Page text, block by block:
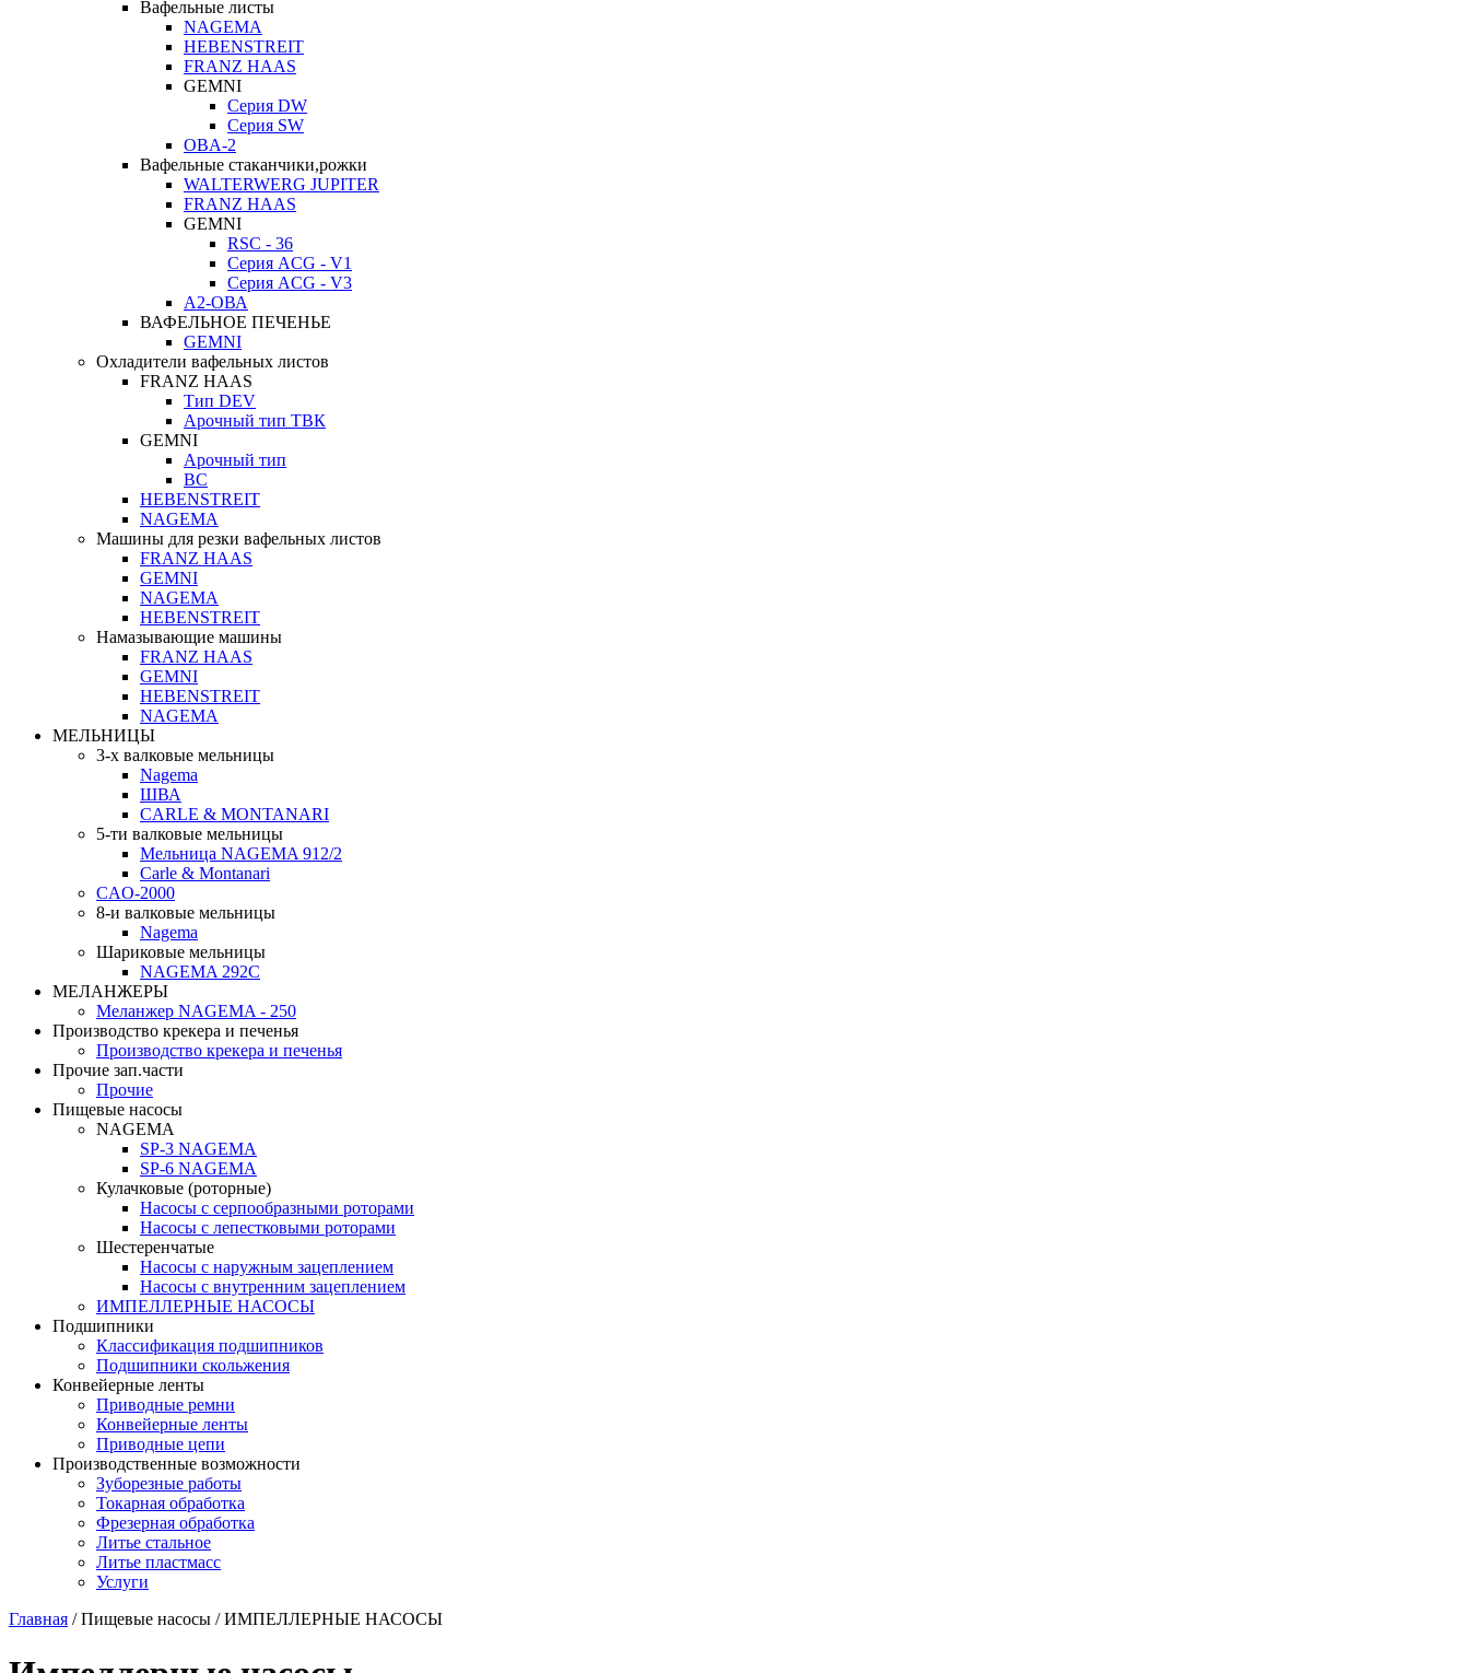
Вафельные листы
NAGEMA
HEBENSTREIT
FRANZ HAAS
GEMNI
Серия DW
Серия SW
OBA-2
Вафельные стаканчики,рожки
WALTERWERG JUPITER
FRANZ HAAS
GEMNI
RSC - 36
Серия ACG - V1
Серия ACG - V3
А2-ОВА
ВАФЕЛЬНОЕ ПЕЧЕНЬЕ
GEMNI
Охладители вафельных листов
FRANZ HAAS
Тип DEV
Арочный тип ТВК
GEMNI
Арочный тип
ВС
HEBENSTREIT
NAGEMA
Машины для резки вафельных листов
FRANZ HAAS
GEMNI
NAGEMA
HEBENSTREIT
Намазывающие машины
FRANZ HAAS
GEMNI
HEBENSTREIT
NAGEMA
МЕЛЬНИЦЫ
3-х валковые мельницы
Nagema
ШВА
CARLE & MONTANARI
5-ти валковые мельницы
Мельница NAGEMA 912/2
Carle & Montanari
CAO-2000
8-и валковые мельницы
Nagema
Шариковые мельницы
NAGEMA 292C
МЕЛАНЖЕРЫ
Меланжер NAGEMA - 250
Производство крекера и печенья
Производство крекера и печенья
Прочие зап.части
Прочие
Пищевые насосы
NAGEMA
SP-3 NAGEMA
SP-6 NAGEMA
Кулачковые (роторные)
Насосы с серпообразными роторами
Насосы с лепестковыми роторами
Шестеренчатые
Насосы с наружным зацеплением
Насосы с внутренним зацеплением
ИМПЕЛЛЕРНЫЕ НАСОСЫ
Подшипники
Классификация подшипников
Подшипники скольжения
Конвейерные ленты
Приводные ремни
Конвейерные ленты
Приводные цепи
Производственные возможности
Зуборезные работы
Токарная обработка
Фрезерная обработка
Литье стальное
Литье пластмасс
Услуги
Главная /Пищевые насосы /ИМПЕЛЛЕРНЫЕ НАСОСЫ